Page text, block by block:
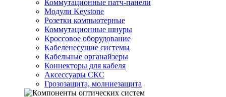
Коммутационные патч-панели
Модули Keystone
Розетки компьютерные
Коммутационные шнуры
Кроссовое оборудование
Кабеленесущие системы
Кабельные органайзеры
Коннекторы для кабеля
Аксессуары СКС
Грозозащита, молниезащита